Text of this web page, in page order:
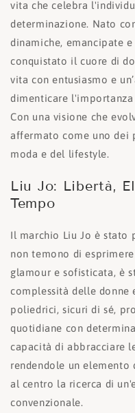
vita che celebra
determinazione. Nato
dinamiche, emancipate
conquistato il cuore di
vita con entusiasmo e
dimenticare
Con una visione che
affermato come uno dei
moda e del lifestyle.
Liu Jo: Libertà,
Tempo
Il marchio Liu Jo è stato
non temono di esprimere
glamour e sofisticata, è
complessità delle donne
poliedrici, sicuri di sé,
quotidiane con
capacità di abbracciare
rendendole un
al centro la ricerca di
convenzionale.